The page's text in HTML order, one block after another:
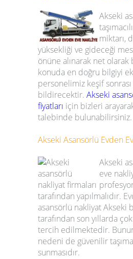
Akseki
miktarı,
yüksekliği ve gideceği
önüne alınarak net
konuda en doğru bilgiyi
personelimiz keşif
bildirecektir. Akseki
fiyatları için bizleri
talebinde bulunabilirsiniz.
Akseki Asansörlü Evden
Akseki
eve
tarafından yapılmalıdır.
asansörlü nakliyatAkseki
tarafından son yıllarda
tercih edilmektedir.
nedeni de güvenilir
sunmasıdır.